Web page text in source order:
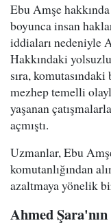
Ebu Amşe
boyunca insan
iddiaları nedeniyle
Hakkındaki
sıra,
mezhep temelli
yaşanan
açmıştı.
Uzmanlar, Ebu
komutanlığından
azaltmaya yönelik
Ahmed